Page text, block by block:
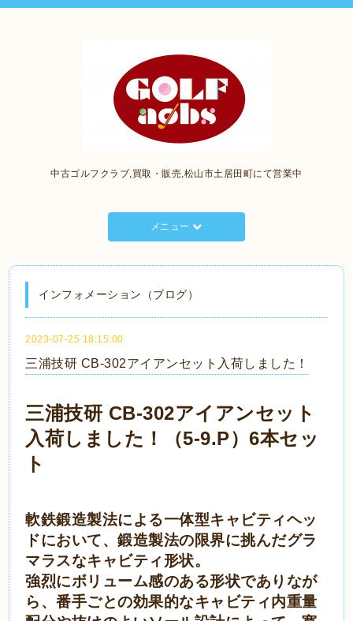
中古ゴルフクラブ,買取・販売,松山市土居田町にて営業中
メニュー
インフォメーション（ブログ）
2023-07-25 18:15:00
三浦技研 CB-302アイアンセット入荷しました！
三浦技研 CB-302アイアンセット
入荷しました！（5-9.P）6本セッ
ト
軟鉄鍛造製法による一体型キャビティヘッ
ドにおいて、鍛造製法の限界に挑んだグラ
マラスなキャビティ形状。
強烈にボリューム感のある形状でありなが
ら、番手ごとの効果的なキャビティ内重量